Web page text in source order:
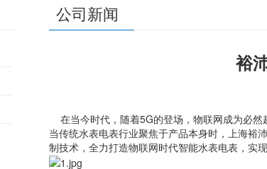
裕
在当今时代，随着5G的登场，物联网成为必然
当传统水表电表行业聚焦于产品本身时，上海裕
制技术，全力打造物联网时代智能水表电表，实
公司新闻